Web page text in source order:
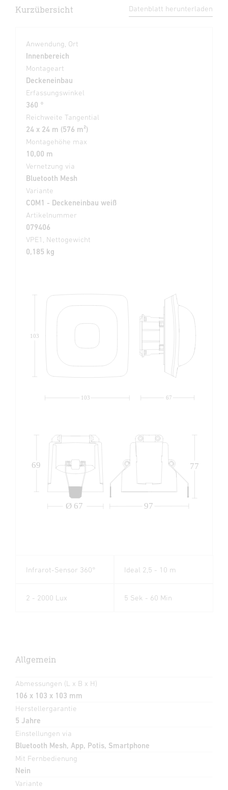
Kurzübersicht Datenblatt herunterladen
Anwendung, Ort
Innenbereich
Montageart
Deckeneinbau
Erfassungswinkel
360 °
Reichweite Tangential
24 x 24 m (576 m²)
Montagehöhe max
10,00 m
Vernetzung via
Bluetooth Mesh
Variante
COM1 - Deckeneinbau weiß
Artikelnummer
079406
VPE1, Nettogewicht
0,185 kg
67
103
103
Ø 67 97
69 77
Infrarot-Sensor 360° Ideal 2,5 - 10 m
2 - 2000 Lux 5 Sek - 60 Min
Allgemein
Abmessungen (L x B x H)
106 x 103 x 103 mm
Herstellergarantie
5 Jahre
Einstellungen via
Bluetooth Mesh, App, Potis, Smartphone
Mit Fernbedienung
Nein
Variante